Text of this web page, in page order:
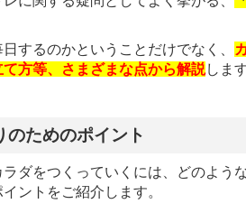
するのかということだけでなく、
て方等、さまざまな点から解説しま
のためのポイント
ダをつくっていくには、どのよう
ントをご紹介します。